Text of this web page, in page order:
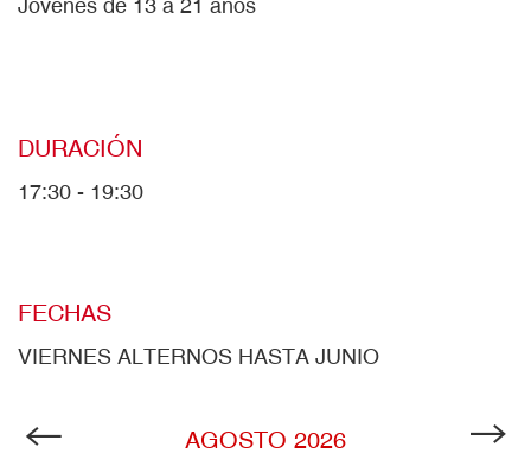
Jóvenes de 13 a 21 años
DURACIÓN
17:30 - 19:30
FECHAS
VIERNES ALTERNOS HASTA JUNIO
AGOSTO 2026